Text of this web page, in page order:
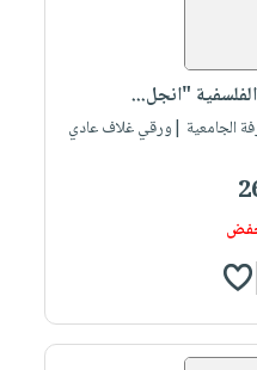
"انجل...
الجامعية |ورقي غلاف عادي